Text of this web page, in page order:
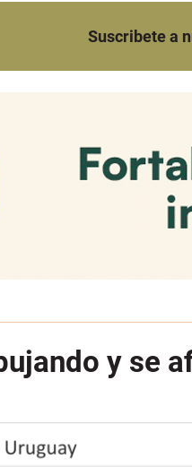
Suscribete a
y se